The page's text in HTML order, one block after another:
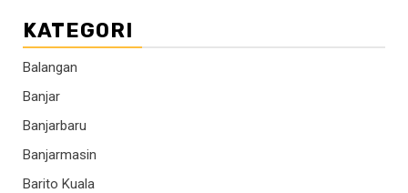
KATEGORI
Balangan
Banjar
Banjarbaru
Banjarmasin
Barito Kuala